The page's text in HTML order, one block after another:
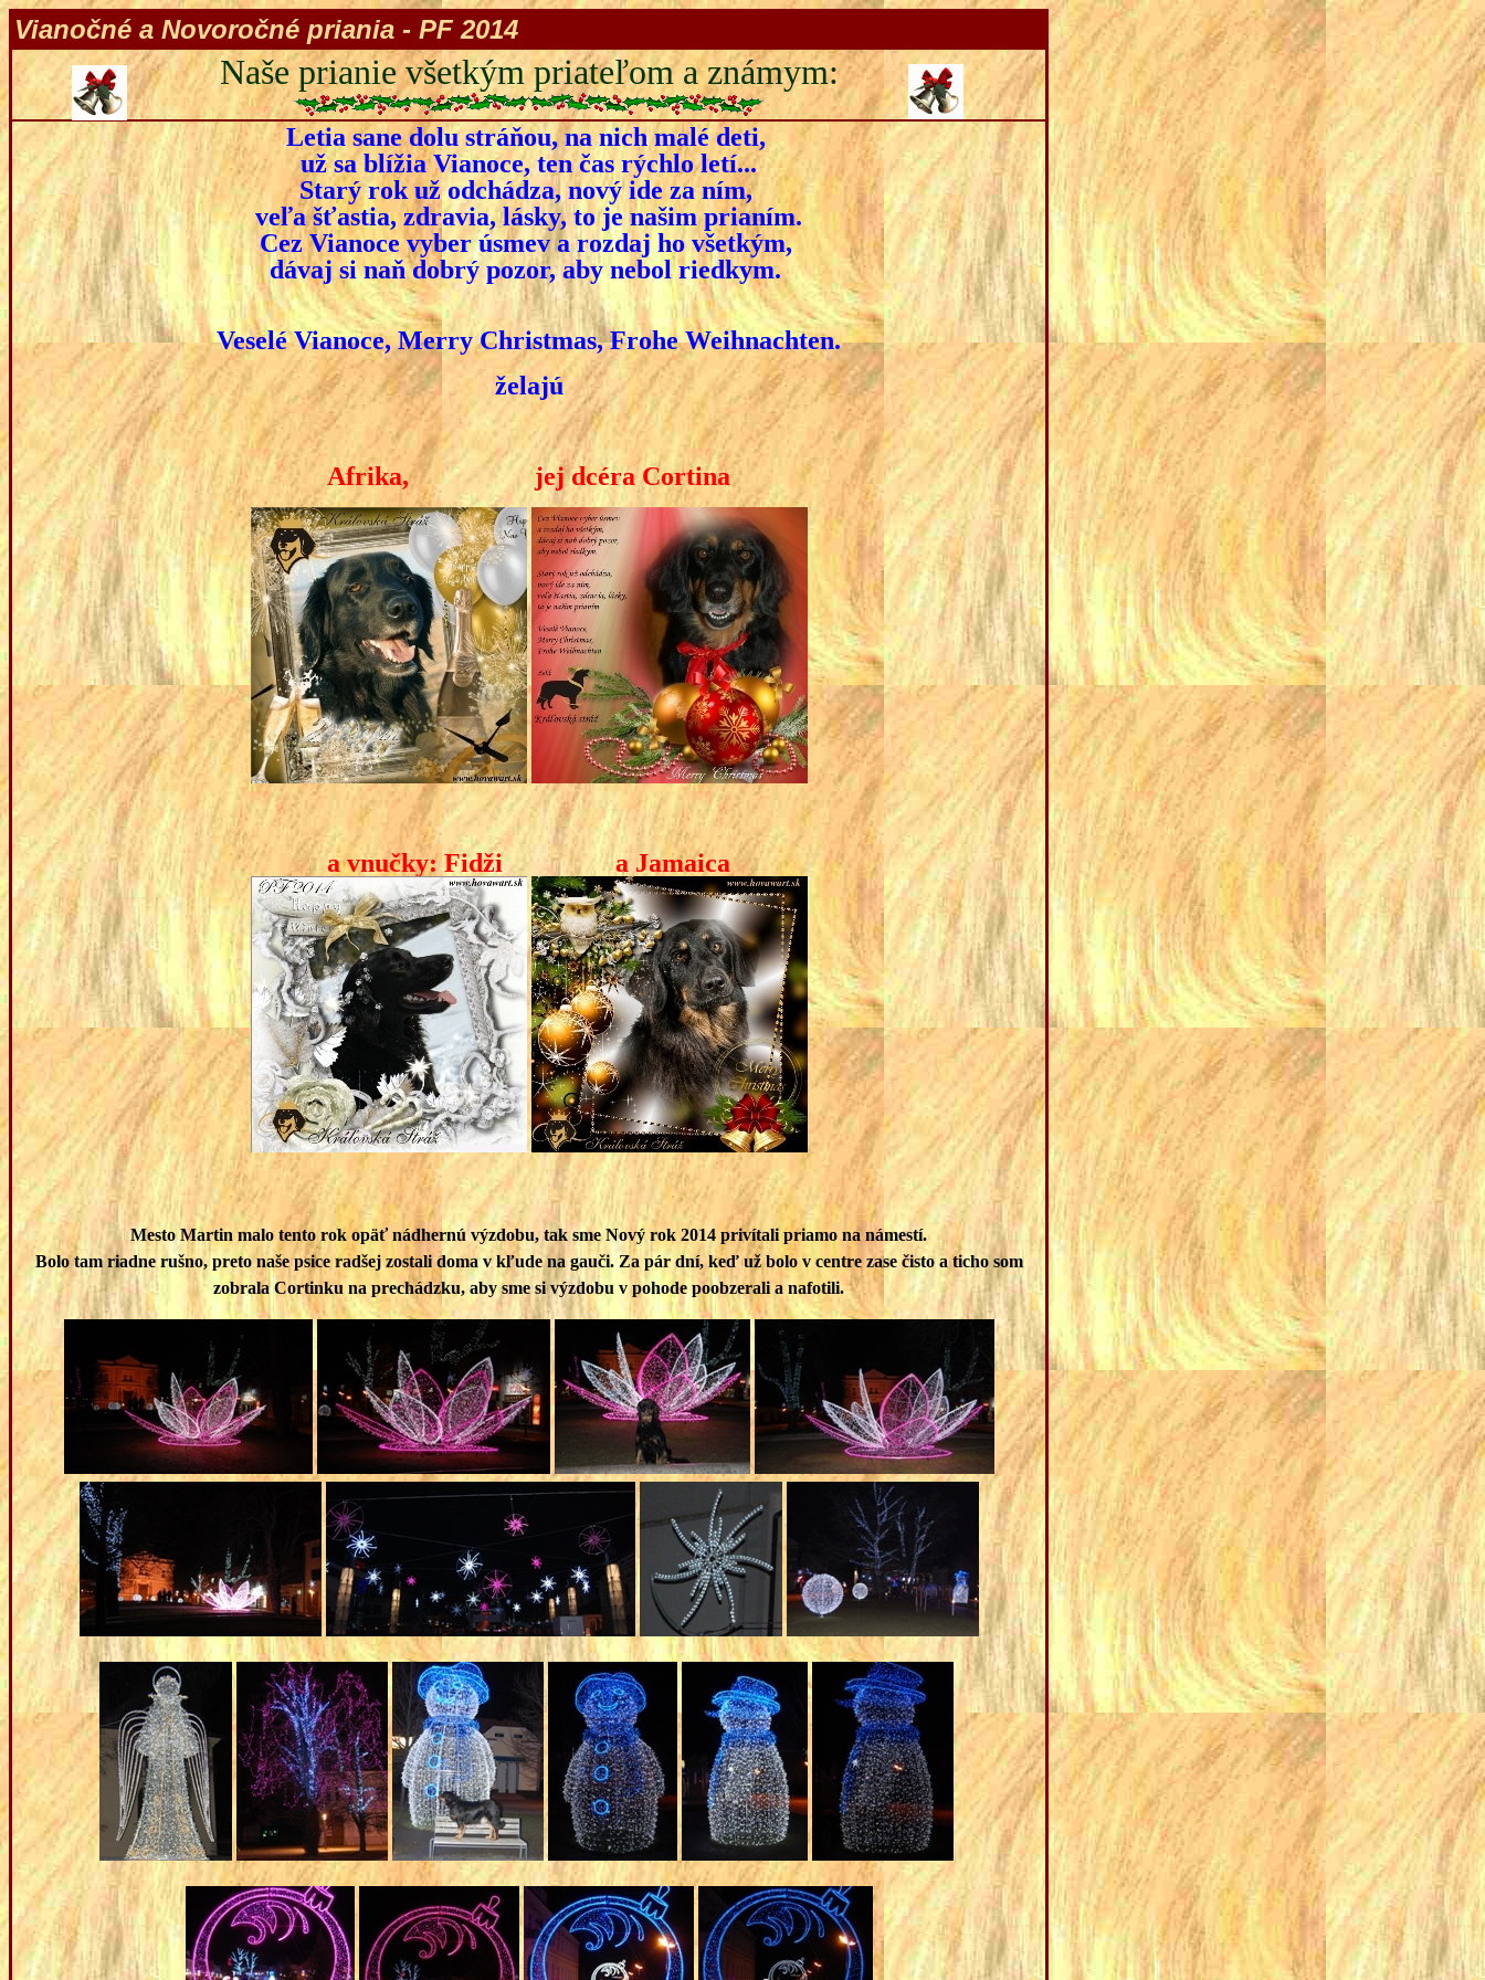
Vianočné a Novoročné priania - PF 2014
Naše prianie všetkým priateľom a známym:
Letia sane dolu stráňou, na nich malé deti,
už sa blížia Vianoce, ten čas rýchlo letí...
Starý rok už odchádza, nový ide za ním,
veľa šťastia, zdravia, lásky, to je našim prianím.
Cez Vianoce vyber úsmev a rozdaj ho všetkým,
dávaj si naň dobrý pozor, aby nebol riedkym.
Veselé Vianoce, Merry Christmas, Frohe Weihnachten.
želajú
Afrika, jej dcéra Cortina
a vnučky: Fidži a Jamaica
Mesto Martin malo tento rok opäť nádhernú výzdobu, tak sme Nový rok 2014 privítali priamo na námestí.
Bolo tam riadne rušno, preto naše psice radšej zostali doma v kľude na gauči. Za pár dní, keď už bolo v centre zase čisto a ticho som
zobrala Cortinku na prechádzku, aby sme si výzdobu v pohode poobzerali a nafotili.